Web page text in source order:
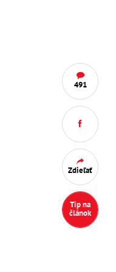
491
Zdieľať
Tip na
článok